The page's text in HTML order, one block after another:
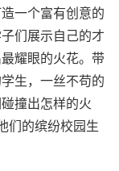
一个富有创意的
们展示自己的才
耀眼的火花。带
生，一丝不苟的
撞出怎样的火
们的缤纷校园生